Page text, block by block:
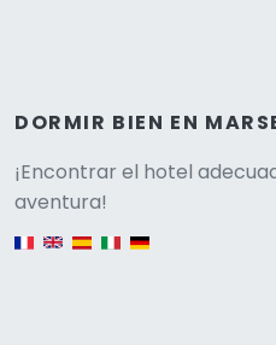
DORMIR BIEN EN
¡Encontrar el hotel
aventura!